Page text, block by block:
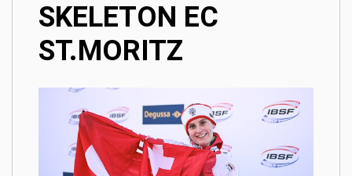
SKELETON EC
ST.MORITZ